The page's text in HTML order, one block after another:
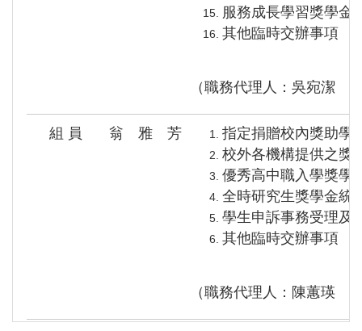
服務成長學習獎學金
其他臨時交辦事項
（職務代理人：吳宛潔
組 員 翁 雅 芳
指定捐贈校內獎助學
校外各機構提供之獎
優秀高中職入學獎學
全時研究生獎學金統
學生申訴事務受理及
其他臨時交辦事項
（職務代理人：陳蕙瑛